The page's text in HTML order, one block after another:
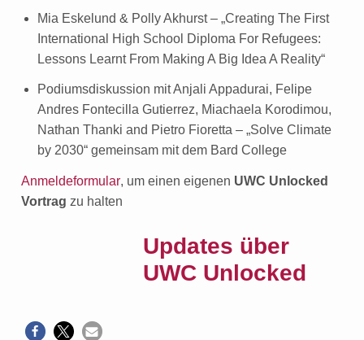
Mia Eskelund & Polly Akhurst – „Creating The First
International High School Diploma For Refugees:
Lessons Learnt From Making A Big Idea A Reality“
Podiumsdiskussion mit Anjali Appadurai, Felipe
Andres Fontecilla Gutierrez, Miachaela Korodimou,
Nathan Thanki and Pietro Fioretta – „Solve Climate
by 2030“ gemeinsam mit dem Bard College
Anmeldeformular, um einen eigenen UWC Unlocked
Vortrag zu halten
Updates über
UWC Unlocked